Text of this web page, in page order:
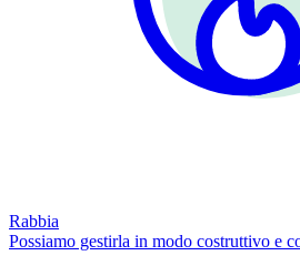
Rabbia
Possiamo gestirla in modo costruttivo e